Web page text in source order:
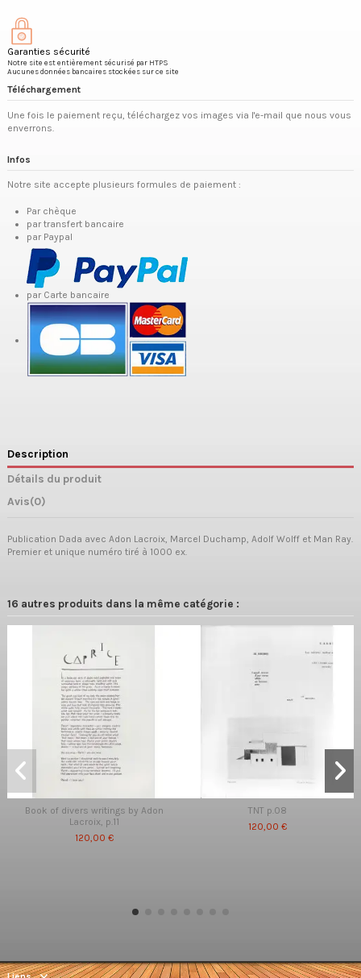
Garanties sécurité
Notre site est entièrement sécurisé par HTPS
Aucunes données bancaires stockées sur ce site
Téléchargement
Une fois le paiement reçu, téléchargez vos images via l'e-mail que nous vous
enverrons.
Infos
Notre site accepte plusieurs formules de paiement :
Par chèque
par transfert bancaire
par Paypal
par Carte bancaire
Description
Détails du produit
Avis(0)
Publication Dada avec Adon Lacroix, Marcel Duchamp, Adolf Wolff et Man Ray.
Premier et unique numéro tiré à 1000 ex.
16 autres produits dans la même catégorie :
Book of divers writings by Adon
Lacroix, p.11
120,00 €
TNT p.08
120,00 €